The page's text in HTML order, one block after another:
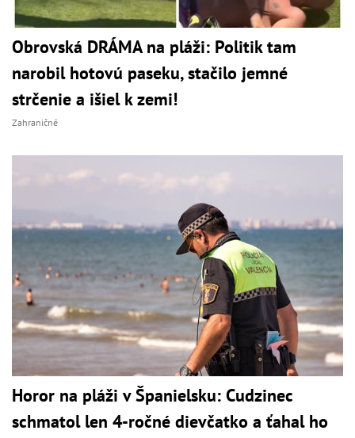
Obrovská DRÁMA na pláži: Politik tam
narobil hotovú paseku, stačilo jemné
strčenie a išiel k zemi!
Zahraničné
Horor na pláži v Španielsku: Cudzinec
schmatol len 4-ročné dievčatko a ťahal ho